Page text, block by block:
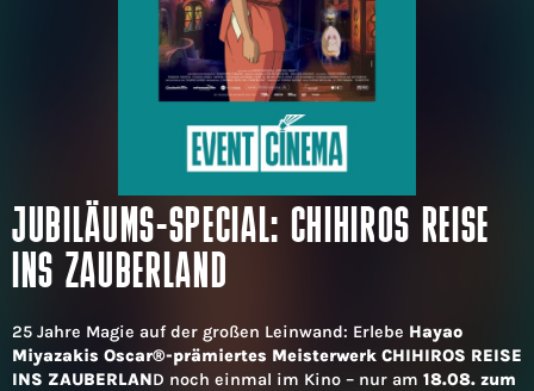
JUBILÄUMS-SPECIAL: CHIHIROS REISE
INS ZAUBERLAND
25 Jahre Magie auf der großen Leinwand: Erlebe Hayao
Miyazakis Oscar®-prämiertes Meisterwerk CHIHIROS REISE
INS ZAUBERLAND noch einmal im Kino – nur am 18.08. zum